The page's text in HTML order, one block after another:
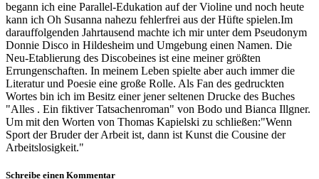
begann ich eine Parallel-Edukation auf der Violine und noch heute
kann ich Oh Susanna nahezu fehlerfrei aus der Hüfte spielen.Im
darauffolgenden Jahrtausend machte ich mir unter dem Pseudonym
Donnie Disco in Hildesheim und Umgebung einen Namen. Die
Neu-Etablierung des Discobeines ist eine meiner größten
Errungenschaften. In meinem Leben spielte aber auch immer die
Literatur und Poesie eine große Rolle. Als Fan des gedruckten
Wortes bin ich im Besitz einer jener seltenen Drucke des Buches
"Alles . Ein fiktiver Tatsachenroman" von Bodo und Bianca Illgner.
Um mit den Worten von Thomas Kapielski zu schließen:"Wenn
Sport der Bruder der Arbeit ist, dann ist Kunst die Cousine der
Arbeitslosigkeit."
Schreibe einen Kommentar